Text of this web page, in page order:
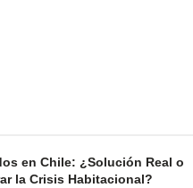
en Chile: ¿Solución Real o
la Crisis Habitacional?